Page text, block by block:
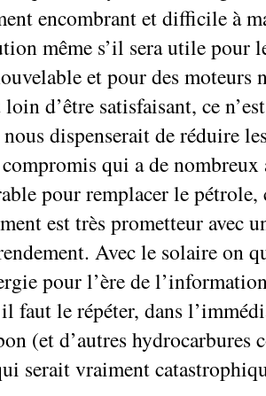
encombrant et difficile à
même s’il sera utile pour
et pour des moteurs
d’être satisfaisant, ce
dispenserait de réduire
qui a de nombreux
pour remplacer le pétrole,
est très prometteur avec
Avec le solaire on
pour l’ère de
faut le répéter, dans
(et d’autres hydrocarbures
serait vraiment